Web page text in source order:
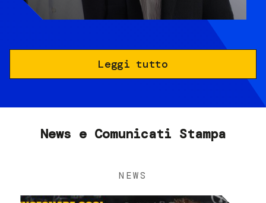
Leggi tutto
News e Comunicati Stampa
NEWS